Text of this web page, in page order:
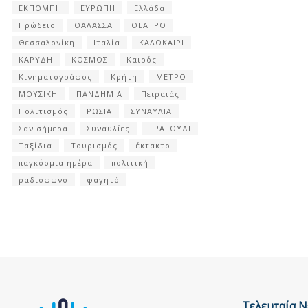
ΕΚΠΟΜΠΗ
ΕΥΡΩΠΗ
Ελλάδα
Ηρώδειο
ΘΑΛΑΣΣΑ
ΘΕΑΤΡΟ
Θεσσαλονίκη
Ιταλία
ΚΑΛΟΚΑΙΡΙ
ΚΑΡΥΔΗ
ΚΟΣΜΟΣ
Καιρός
Κινηματογράφος
Κρήτη
ΜΕΤΡΟ
ΜΟΥΣΙΚΗ
ΠΑΝΔΗΜΙΑ
Πειραιάς
Πολιτισμός
ΡΩΣΙΑ
ΣΥΝΑΥΛΙΑ
Σαν σήμερα
Συναυλίες
ΤΡΑΓΟΥΔΙ
Ταξίδια
Τουρισμός
έκτακτο
παγκόσμια ημέρα
πολιτική
ραδιόφωνο
φαγητό